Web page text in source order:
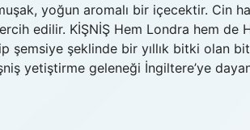
yoğun aromalı bir içecektir. Cin
edilir. KİŞNİŞ Hem Londra hem de
şemsiye şeklinde bir yıllık bitki olan
yetiştirme geleneği İngiltere’ye